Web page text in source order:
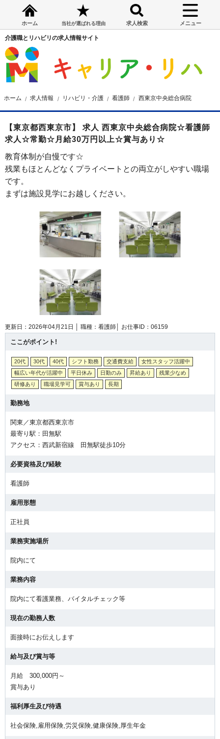
ホーム 当社が選ばれる理由 求人検索 メニュー
介護職とリハビリの求人情報サイト
ホーム 求人情報 リハビリ・介護 看護師 西東京中央総合病院
【東京都西東京市】 求人 西東京中央総合病院☆看護師
求人☆常勤☆月給30万円以上☆賞与あり☆
教育体制が自慢です☆
残業もほとんどなくプライベートとの両立がしやすい職場
です。
まずは施設見学にお越しください。
更新日：2026年04月21日 │ 職種：看護師│ お仕事ID：06159
ここがポイント!
20代 30代 40代 シフト勤務 交通費支給
女性スタッフ活躍中
幅広い年代が活躍中
平日休み 日勤のみ 昇給あり
残業少なめ
研修あり
職場見学可 賞与あり 長期
勤務地
関東／東京都西東京市
最寄り駅：田無駅
アクセス：西武新宿線 田無駅徒歩10分
必要資格及び経験
看護師
雇用形態
正社員
業務実施場所
院内にて
業務内容
院内にて看護業務、バイタルチェック等
現在の勤務人数
面接時にお伝えします
給与及び賞与等
月給 300,000円～
賞与あり
福利厚生及び待遇
社会保険,雇用保険,労災保険,健康保険,厚生年金